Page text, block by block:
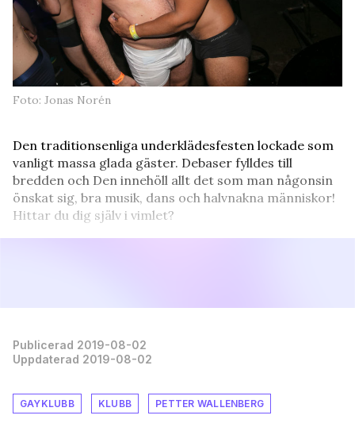
Foto: Jonas Norén
Den traditionsenliga underklädesfesten lockade som
vanligt massa glada gäster. Debaser fylldes till
bredden och Den innehöll allt det som man någonsin
önskat sig, bra musik, dans och halvnakna människor!
Hittar du dig själv i vimlet?
Publicerad 2019-08-02
Uppdaterad 2019-08-02
GAYKLUBB KLUBB PETTER WALLENBERG